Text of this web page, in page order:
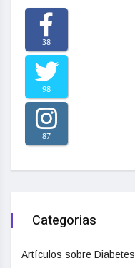
38
98
87
Categorias
Artículos sobre Diabetes